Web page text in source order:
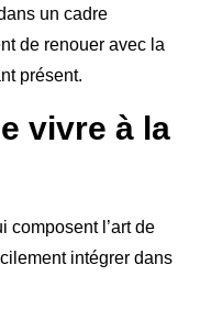
un cadre
de renouer avec la
présent.
vivre à la
composent l’art de
intégrer dans